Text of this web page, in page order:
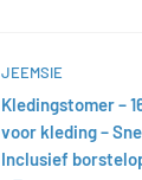
JEEMSIE
Kledingstomer –
voor kleding –
Inclusief